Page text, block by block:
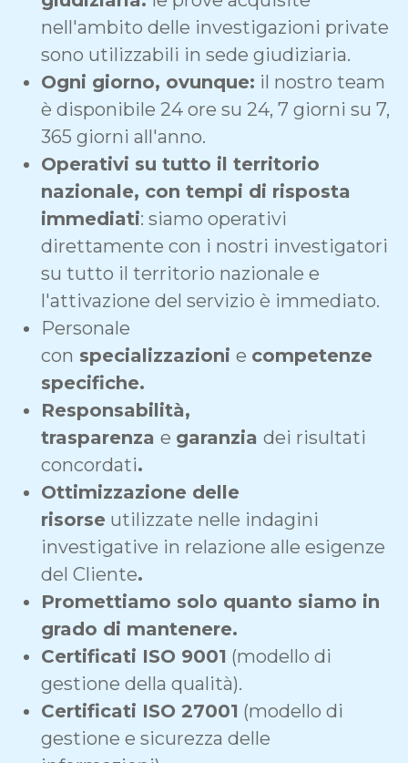
nell'ambito delle investigazioni private
sono utilizzabili in sede giudiziaria.
Ogni giorno, ovunque: il nostro team
è disponibile 24 ore su 24, 7 giorni su 7,
365 giorni all'anno.
Operativi su tutto il territorio
nazionale, con tempi di risposta
immediati: siamo operativi
direttamente con i nostri investigatori
su tutto il territorio nazionale e
l'attivazione del servizio è immediato.
Personale
con specializzazioni e competenze
specifiche.
Responsabilità,
trasparenza e garanzia dei risultati
concordati.
Ottimizzazione delle
risorse utilizzate nelle indagini
investigative in relazione alle esigenze
del Cliente.
Promettiamo solo quanto siamo in
grado di mantenere.
Certificati ISO 9001 (modello di
gestione della qualità).
Certificati ISO 27001 (modello di
gestione e sicurezza delle